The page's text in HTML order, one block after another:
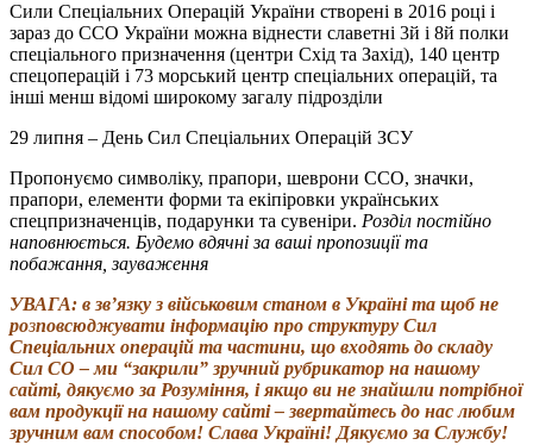
Сили Спеціальних Операцій України створені в 2016 році і
зараз до ССО України можна віднести славетні 3й і 8й полки
спеціального призначення (центри Схід та Захід), 140 центр
спецоперацій і 73 морський центр спеціальних операцій, та
інші менш відомі широкому загалу підрозділи
29 липня – День Сил Спеціальних Операцій ЗСУ
Пропонуємо символіку, прапори, шеврони ССО, значки,
прапори, елементи форми та екіпіровки українських
спецпризначенців, подарунки та сувеніри. Розділ постійно
наповнюється. Будемо вдячні за ваші пропозиції та
побажання, зауваження
УВАГА: в зв’язку з військовим станом в Україні та щоб не
розповсюджувати інформацію про структуру Сил
Спеціальних операцій та частини, що входять до складу
Сил СО – ми “закрили” зручний рубрикатор на нашому
сайті, дякуємо за Розуміння, і якщо ви не знайшли потрібної
вам продукції на нашому сайті – звертайтесь до нас любим
зручним вам способом! Слава Україні! Дякуємо за Службу!